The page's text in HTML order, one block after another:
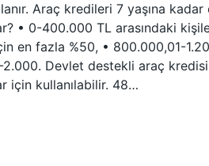
Araç kredileri 7 yaşına
• 0-400.000 TL arasındaki
en fazla %50, • 800.000,01-
Devlet destekli araç
için kullanılabilir. 48…